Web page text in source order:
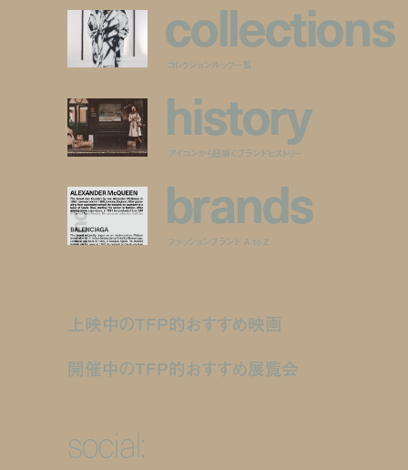
collections
コレクションルック一覧
history
アイコンから紐解くブランドヒストリー
brands
ファッションブランド A to Z
上映中のTFP的おすすめ映画
開催中のTFP的おすすめ展覧会
social: